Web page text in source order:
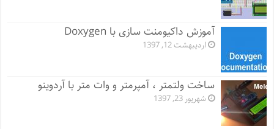
آموزش داکیومنت سازی با Doxygen
اردیبهشت 12, 1397
ساخت ولتمتر ، آمپرمتر و وات متر با آردوینو
شهریور 23, 1397